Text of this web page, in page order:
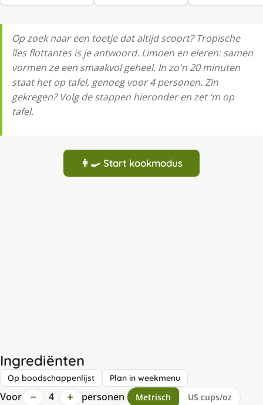
Op zoek naar een toetje dat altijd scoort? Tropische
îles flottantes is je antwoord. Limoen en eieren: samen
vormen ze een smaakvol geheel. In zo'n 20 minuten
staat het op tafel, genoeg voor 4 personen. Zin
gekregen? Volg de stappen hieronder en zet ‘m op
tafel.
👩‍🍳 Start kookmodus
Ingrediënten
Op boodschappenlijst Plan in weekmenu
Voor − 4 + personen Metrisch US cups/oz